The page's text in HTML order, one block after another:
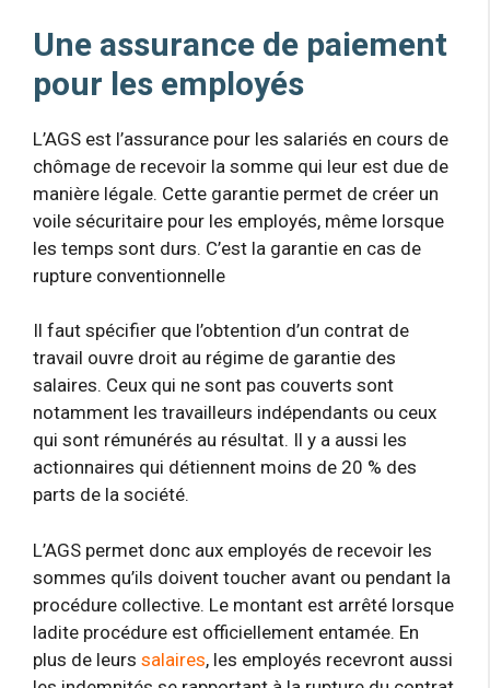
Une assurance de paiement
pour les employés
L’AGS est l’assurance pour les salariés en cours de
chômage de recevoir la somme qui leur est due de
manière légale. Cette garantie permet de créer un
voile sécuritaire pour les employés, même lorsque
les temps sont durs. C’est la garantie en cas de
rupture conventionnelle
Il faut spécifier que l’obtention d’un contrat de
travail ouvre droit au régime de garantie des
salaires. Ceux qui ne sont pas couverts sont
notamment les travailleurs indépendants ou ceux
qui sont rémunérés au résultat. Il y a aussi les
actionnaires qui détiennent moins de 20 % des
parts de la société.
L’AGS permet donc aux employés de recevoir les
sommes qu’ils doivent toucher avant ou pendant la
procédure collective. Le montant est arrêté lorsque
ladite procédure est officiellement entamée. En
plus de leurs salaires, les employés recevront aussi